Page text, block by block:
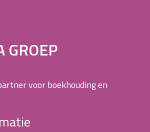
GROEP
voor boekhouding en